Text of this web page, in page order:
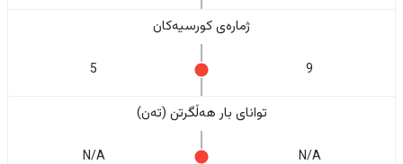
ژمارەی کورسیەکان
9
5
تواناى بار هەڵگرتن (تەن)
N/A
N/A